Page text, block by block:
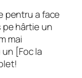
pentru a face
pe hârtie un
mai
[Foc la